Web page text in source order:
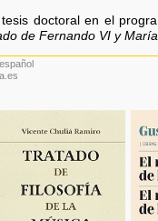
doctoral en el
de Fernando VI y